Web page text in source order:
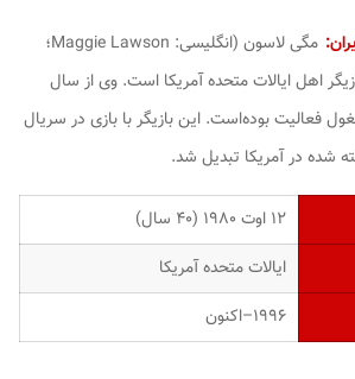
مگی لاسون (انگلیسی: Maggie Lawson‎؛
۱۹۸۰) یک بازیگر اهل ایالات متحده آمریکا است. وی از سال
فعالیت بوده‌است. این بازیگر با بازی در سریال
۱۲ اوت ۱۹۸۰ ‏(۴۰ سال)
ایالات متحده آمریکا
۱۹۹۶–اکنون